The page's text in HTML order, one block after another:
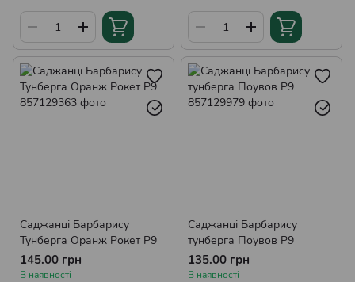
Саджанці Барбарису
Тунберга Оранж Рокет Р9
145.00 грн
В наявності
Саджанці Барбарису
тунберга Поувов Р9
135.00 грн
В наявності